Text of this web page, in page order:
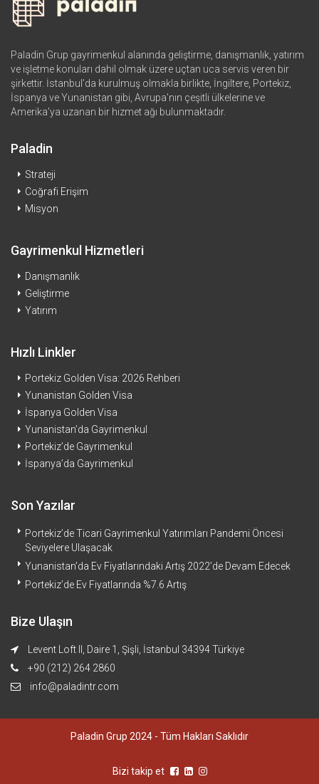
Paladin Grup gayrimenkul alanında geliştirme, danışmanlık, yatırım
ve işletme konuları dahil olmak üzere uçtan uca servis veren bir
şirkettir. İstanbul’da kurulmuş olmakla birlikte, İngiltere, Portekiz,
İspanya ve Yunanistan gibi, Avrupa’nın çeşitli ülkelerine ve
Amerika’ya uzanan bir hizmet ağı bulunmaktadır.
Paladin
Strateji
Coğrafi Erişim
Misyon
Gayrimenkul Hizmetleri
Danışmanlık
Geliştirme
Yatırım
Hızlı Linkler
Portekiz Golden Visa: 2026 Rehberi
Yunanistan Golden Visa
İspanya Golden Visa
Yunanistan’da Gayrimenkul
Portekiz’de Gayrimenkul
İspanya’da Gayrimenkul
Son Yazılar
Portekiz’de Ticari Gayrimenkul Yatırımları Pandemi Öncesi
Seviyelere Ulaşacak
Yunanistan’da Ev Fiyatlarındaki Artış 2022’de Devam Edecek
Portekiz’de Ev Fiyatlarında %7.6 Artış
Bize Ulaşın
Levent Loft II, Daire 1, Şişli, İstanbul 34394 Türkiye
+90 (212) 264 2860
info@paladintr.com
Paladin Grup 2024 - Tüm Hakları Saklıdır
Bizi takip et